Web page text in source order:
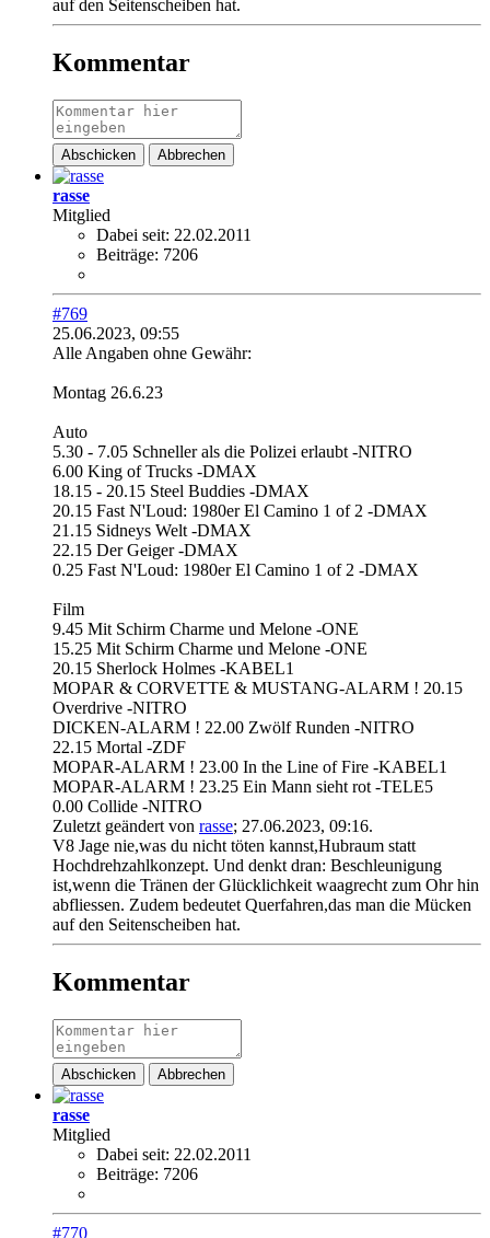
auf den Seitenscheiben hat.
Kommentar
Abschicken Abbrechen
rasse
Mitglied
Dabei seit: 22.02.2011
Beiträge: 7206
#769
25.06.2023, 09:55
Alle Angaben ohne Gewähr:
Montag 26.6.23
Auto
5.30 - 7.05 Schneller als die Polizei erlaubt -NITRO
6.00 King of Trucks -DMAX
18.15 - 20.15 Steel Buddies -DMAX
20.15 Fast N'Loud: 1980er El Camino 1 of 2 -DMAX
21.15 Sidneys Welt -DMAX
22.15 Der Geiger -DMAX
0.25 Fast N'Loud: 1980er El Camino 1 of 2 -DMAX
Film
9.45 Mit Schirm Charme und Melone -ONE
15.25 Mit Schirm Charme und Melone -ONE
20.15 Sherlock Holmes -KABEL1
MOPAR & CORVETTE & MUSTANG-ALARM ! 20.15
Overdrive -NITRO
DICKEN-ALARM ! 22.00 Zwölf Runden -NITRO
22.15 Mortal -ZDF
MOPAR-ALARM ! 23.00 In the Line of Fire -KABEL1
MOPAR-ALARM ! 23.25 Ein Mann sieht rot -TELE5
0.00 Collide -NITRO
Zuletzt geändert von rasse; 27.06.2023, 09:16.
V8 Jage nie,was du nicht töten kannst,Hubraum statt
Hochdrehzahlkonzept. Und denkt dran: Beschleunigung
ist,wenn die Tränen der Glücklichkeit waagrecht zum Ohr hin
abfliessen. Zudem bedeutet Querfahren,das man die Mücken
auf den Seitenscheiben hat.
Kommentar
Abschicken Abbrechen
rasse
Mitglied
Dabei seit: 22.02.2011
Beiträge: 7206
#770